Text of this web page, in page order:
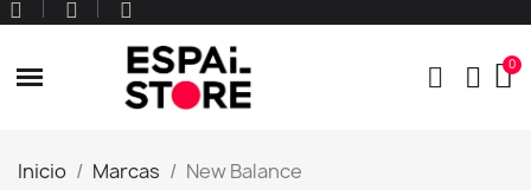
Inicio Marcas New Balance